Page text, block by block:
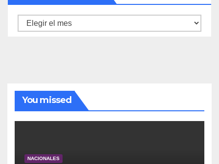
Archivo
You missed
NACIONALES